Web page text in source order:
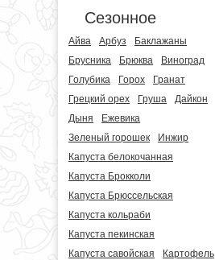
Сезонное
Айва Арбуз
Баклажаны
Брусника
Брюква
Виноград
Голубика
Горох
Гранат
Грецкий орех
Груша
Дайкон
Дыня
Ежевика
Зеленый горошек
Инжир
Капуста белокочанная
Капуста Брокколи
Капуста Брюссельская
Капуста кольраби
Капуста пекинская
Капуста савойская
Картофель